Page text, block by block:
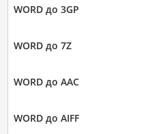
WORD до 3GP
WORD до 7Z
WORD до AAC
WORD до AIFF